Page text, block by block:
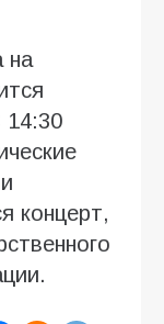
на
14:30
концерт,